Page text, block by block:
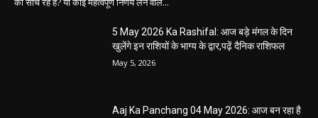
5 May 2026 Ka Rashifal: आज बड़े मंगल के दिन
खुलेंगे इन राशियों के भाग्य के द्वार,पढ़ें दैनिक राशिफल
May 5, 2026
Aaj Ka Panchang 04 May 2026: आज बन रहा है